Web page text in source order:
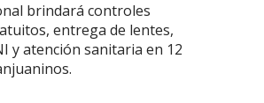
brindará controles
entrega de lentes,
y atención sanitaria en 12